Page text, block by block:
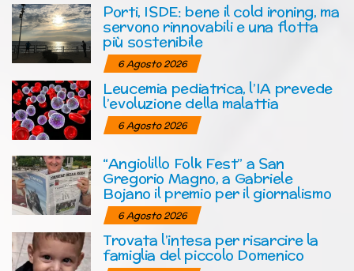
Porti, ISDE: bene il cold ironing, ma
servono rinnovabili e una flotta
più sostenibile
6 Agosto 2026
Leucemia pediatrica, l’IA prevede
l’evoluzione della malattia
6 Agosto 2026
“Angiolillo Folk Fest” a San
Gregorio Magno, a Gabriele
Bojano il premio per il giornalismo
6 Agosto 2026
Trovata l’intesa per risarcire la
famiglia del piccolo Domenico